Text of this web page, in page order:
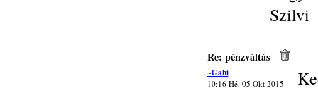
Szilvi
Re: pénzváltás
~Gabi
10:16 Hé, 05 Okt 2015